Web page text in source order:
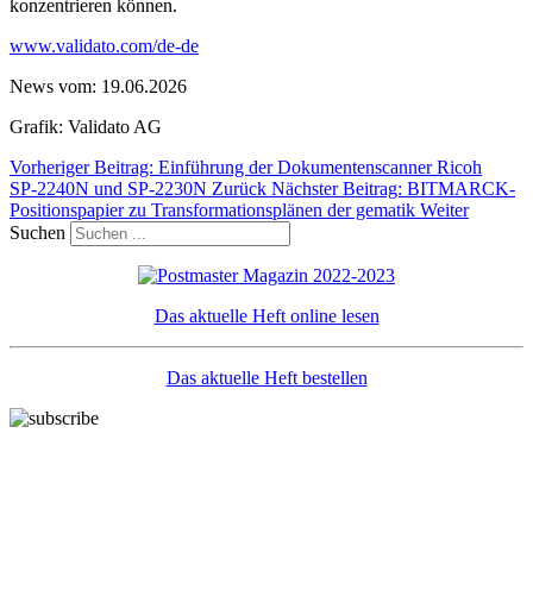
konzentrieren können.
www.validato.com/de-de
News vom: 19.06.2026
Grafik: Validato AG
Vorheriger Beitrag: Einführung der Dokumentenscanner Ricoh
SP‑2240N und SP‑2230N Zurück Nächster Beitrag: BITMARCK-
Positionspapier zu Transformationsplänen der gematik Weiter
Suchen
Das aktuelle Heft online lesen
Das aktuelle Heft bestellen